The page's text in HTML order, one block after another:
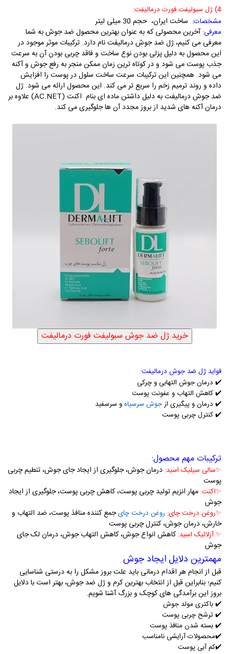
4) ژل سبولیفت فورت درمالیفت:
مشخصات: ساخت ایران، حجم 30 میلی لیتر
معرفی:آخرین محصولی که به عنوان بهترین محصول ضد جوش به شما
معرفی می کنیم، ژل ضد جوش درمالیفت نام دارد. ترکیبات موثر موجود در
این محصول به دلیل پزلی بودن نوع ساخت و فاقد چربی بودن آن به سرعت
جذب پوست می شود و در کوتاه ترین زمان ممکن منجر به رفع جوش و آکنه
می شود. همچنین این ترکیبات سرعت ساخت سلول در پوست را افزایش
داده و روند ترمیم زخم را سریع تر می کند. این محصول ارائه می شود. ژل
ضد جوش درمالیفت به دلیل داشتن ماده ای بنام اکنت (AC.NET) علاوه بر
درمان آکنه های شدید از بروز مجدد آن ها جلوگیری می کند.
فواید ژل ضد جوش درمالیفت:
✔️ درمان جوش التهابی و چرکی
✔️کاهش التهاب و عفونت پوست
✔️ درمان و پیگیری ازجوش سرسیاهو سرسفید
✔️کنترل چربی پوست
ترکیبات مهم محصول:
✨سالی سیلیک اسید: درمان جوش، جلوگیری از ایجاد جای جوش، تنطیم چربی
پوست
✨اکنت: مهار انزیم تولید چربی پوست، کاهش چربی پوست، جلوگیری از ایجاد
جوش
✨روغن درخت چای: روغن درخت چایجمع کننده منافذ پوست، ضد التهاب و
خارش، درمان جوش، کنترل چربی پوست
✨آزلائیک اسید: کاهش انواع جوش، کاهش التهاب جوش، درمان لک جای
جوش
مهمترین دلایل ایجاد جوش
قبل از انجام هر اقدام درمانی باید علت بروز مشکل را به درستی شناسایی
کنیم؛ بنابراین قبل از انتخاب بهترین کرم و ژل ضد جوش، بهتر است با دلایل
بروز این برآمدگی های کوچک و بزرگ آشنا شویم.
✔️باکتری مولد جوش
✔️ترشح چربی پوست
✔️بسته شدن منافذ پوست
✔️محصولات آرایشی نامناسب
✔️کم آبی پوست